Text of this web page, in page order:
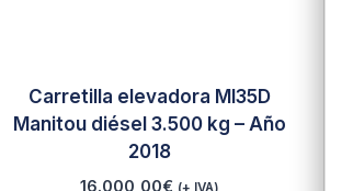
Carretilla elevadora MI35D
Manitou diésel 3.500 kg – Año
2018
16.000,00€ (+ IVA)